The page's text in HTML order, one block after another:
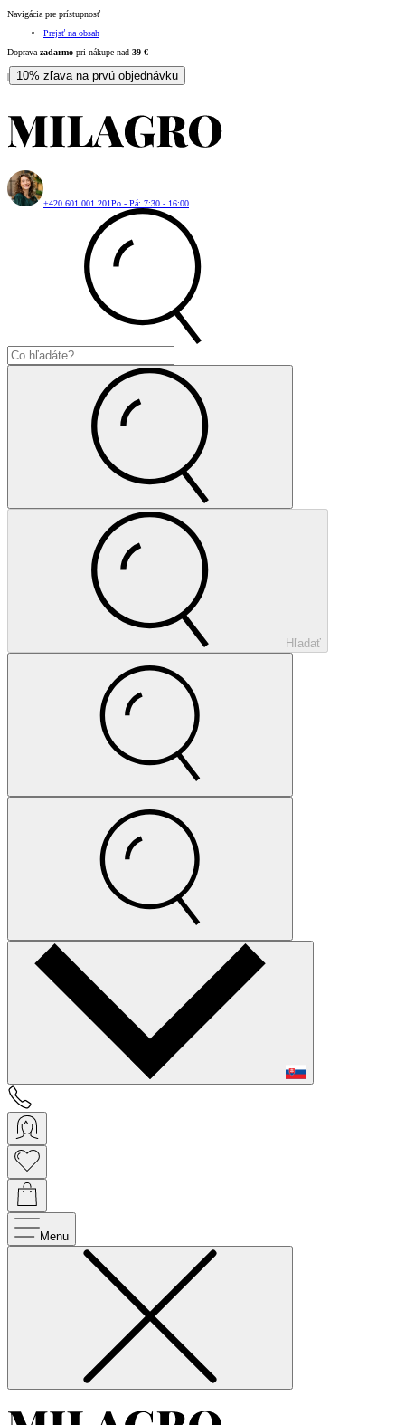
Navigácia pre prístupnosť
Prejsť na obsah
Doprava zadarmo pri nákupe nad 39 €
| 10% zľava na prvú objednávku
+420 601 001 201Po - Pá: 7:30 - 16:00
Hľadať
Menu